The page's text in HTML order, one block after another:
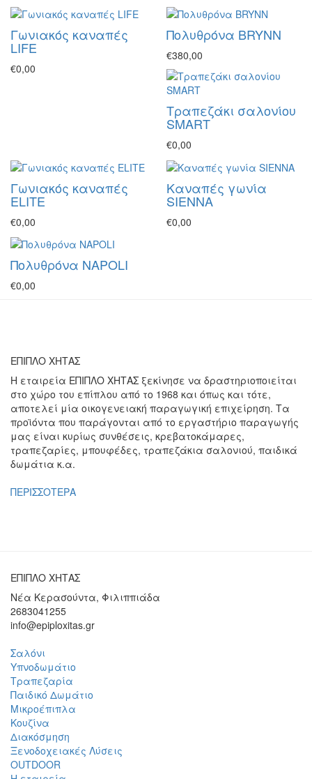
Γωνιακός καναπές
LIFE
€0,00
Πολυθρόνα BRYNN
€380,00
Τραπεζάκι σαλονίου
SMART
€0,00
Γωνιακός καναπές
ELITE
€0,00
Καναπές γωνία
SIENNA
€0,00
Πολυθρόνα NAPOLI
€0,00
ΕΠΙΠΛΟ ΧΗΤΑΣ
Η εταιρεία ΕΠΙΠΛΟ ΧΗΤΑΣ ξεκίνησε να δραστηριοποιείται
στο χώρο του επίπλου από το 1968 και όπως και τότε,
αποτελεί μία οικογενειακή παραγωγική επιχείρηση. Τα
προϊόντα που παράγονται από το εργαστήριο παραγωγής
μας είναι κυρίως συνθέσεις, κρεβατοκάμαρες,
τραπεζαρίες, μπουφέδες, τραπεζάκια σαλονιού, παιδικά
δωμάτια κ.α.
ΠΕΡΙΣΣΟΤΕΡΑ
ΕΠΙΠΛΟ ΧΗΤΑΣ
Νέα Κερασούντα, Φιλιππιάδα
2683041255
info@epiploxitas.gr
Σαλόνι
Υπνοδωμάτιο
Τραπεζαρία
Παιδικό Δωμάτιο
Μικροέπιπλα
Κουζίνα
Διακόσμηση
Ξενοδοχειακές Λύσεις
OUTDOOR